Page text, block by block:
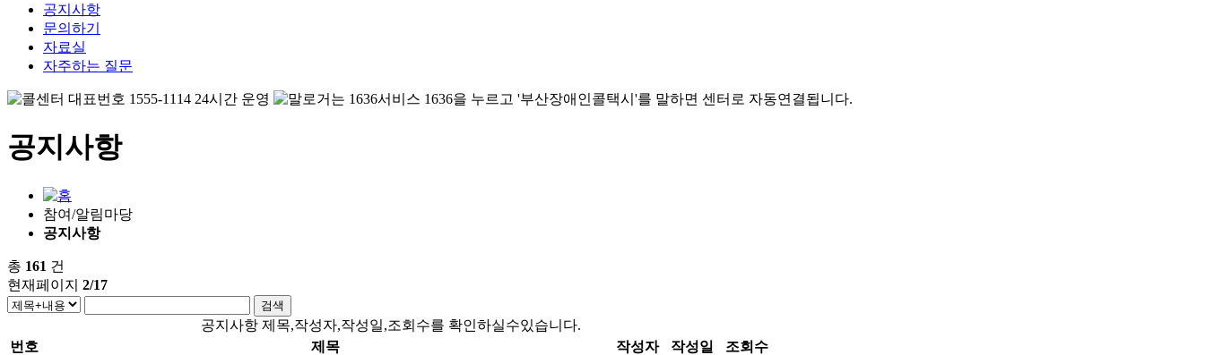
공지사항
문의하기
자료실
자주하는 질문
공지사항
참여/알림마당
공지사항
총 161 건
현재페이지 2/17
공지사항 제목,작성자,작성일,조회수를 확인하실수있습니다.
번호
제목 작성자 작성일
조회수